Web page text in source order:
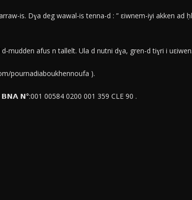
is. Dɣa deg wawal-is tenna-d : ” εiwnem-iyi akken ad
mudden afus n tallelt. Ula d nutni dɣa, gren-d tiɣri i uεiwen.
pournadiaboukhennoufa ).
𝗡°:001 00584 0200 001 359 CLE 90 .